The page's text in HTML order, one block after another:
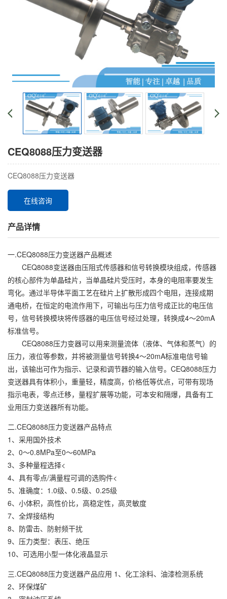
CEQ8088压力变送器
CEQ8088压力变送器
在线咨询
产品详情
一.CEQ8088压力变送器产品概述
CEQ8088变送器由压阻式传感器和信号转换模块组成，传感器
的核心部件为单晶硅片，当单晶硅片受压时，本身的电阻率要发生
弯化。通过半导体平面工艺在硅片上扩散形成四个电阻，连接成期
通电桥，在恒定的电流作用下，可输出与压力信号成正比的电压信
号，信号转换模块将传感器的电压信号经过处理，转换成4～20mA
标准信号。
CEQ8088压力变器可以用来测量流体（液体、气体和蒸气）的
压力，液位等参数，并将被测量信号转换4～20mA标准电信号输
出，该输出可作为指示、记录和调节器的输入信号。CEQ8088压力
变送器具有体积小，重量轻，精度高，价格低等优点，可带有现场
指示电表，零点迁移，量程扩展等功能，可本安和隔爆，具备有工
业用压力变送器所有功能。
二.CEQ8088压力变送器产品特点
1、采用国外技术
2、0～0.8MPa至0～60MPa
3、多种量程选择<
4、具有零点/满量程可调的选购件<
5、准确度：1.0级、0.5级、0.25级
6、小体积，高性价比，高稳定性，高灵敏度
7、全焊接结构
8、防雷击、防射频干扰
9、压力类型：表压、绝压
10、可选用小型一体化液晶显示
三.CEQ8088压力变送器产品应用 1、化工涂料、油漆检测系统
2、环保煤矿